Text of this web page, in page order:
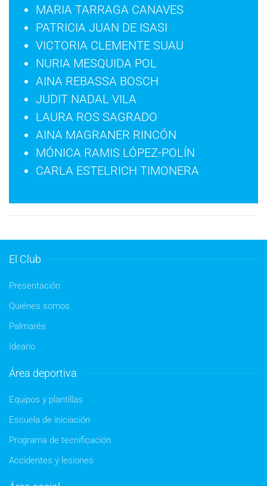
MARIA TARRAGA CANAVES
PATRICIA JUAN DE ISASI
VICTORIA CLEMENTE SUAU
NURIA MESQUIDA POL
AINA REBASSA BOSCH
JUDIT NADAL VILA
LAURA ROS SAGRADO
AINA MAGRANER RINCÓN
MÓNICA RAMIS LÓPEZ-POLÍN
CARLA ESTELRICH TIMONERA
El Club
Presentación
Quiénes somos
Palmarés
Ideario
Área deportiva
Equipos y plantillas
Escuela de iniciación
Programa de tecnificación
Accidentes y lesiones